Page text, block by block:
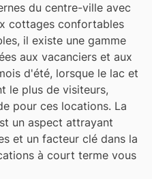
du centre-ville avec
cottages confortables
il existe une gamme
aux vacanciers et aux
d'été, lorsque le lac et
le plus de visiteurs,
pour ces locations. La
un aspect attrayant
et un facteur clé dans la
à court terme vous